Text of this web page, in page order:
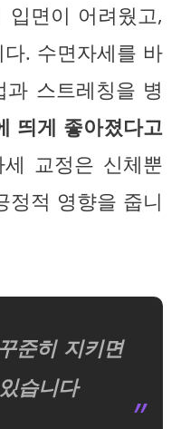
입면이 어려웠고,
. 수면자세를 바
스트레칭을 병
띄게 좋아졌다고
교정은 신체뿐
정적 영향을 줍니
준히 지키면
습니다